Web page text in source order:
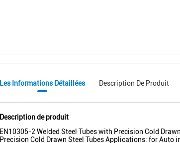
Les Informations Détaillées Description De Produit
Description de produit
EN10305-2 Welded Steel Tubes with Precision Cold
Precision Cold Drawn Steel Tubes Applications: for